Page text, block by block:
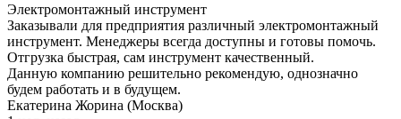
Электромонтажный инструмент
Заказывали для предприятия различный электромонтажный
инструмент. Менеджеры всегда доступны и готовы помочь.
Отгрузка быстрая, сам инструмент качественный.
Данную компанию решительно рекомендую, однозначно
будем работать и в будущем.
Екатерина Жорина (Москва)